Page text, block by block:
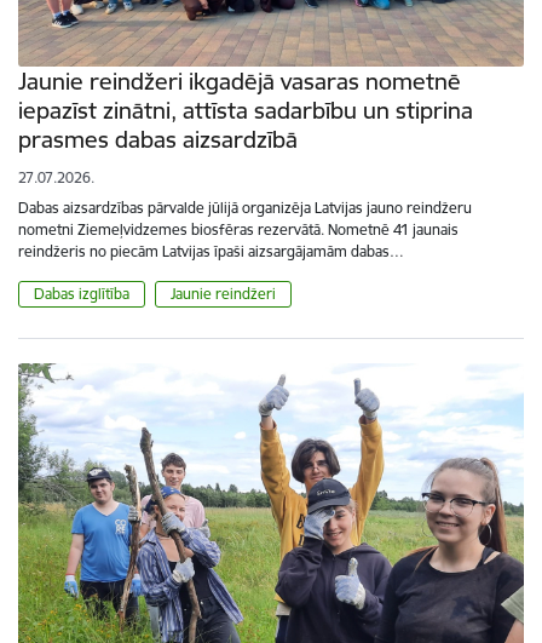
Jaunie reindžeri ikgadējā vasaras nometnē
iepazīst zinātni, attīsta sadarbību un stiprina
prasmes dabas aizsardzībā
27.07.2026.
Dabas aizsardzības pārvalde jūlijā organizēja Latvijas jauno reindžeru
nometni Ziemeļvidzemes biosfēras rezervātā. Nometnē 41 jaunais
reindžeris no piecām Latvijas īpaši aizsargājamām dabas…
Dabas izglītība Jaunie reindžeri